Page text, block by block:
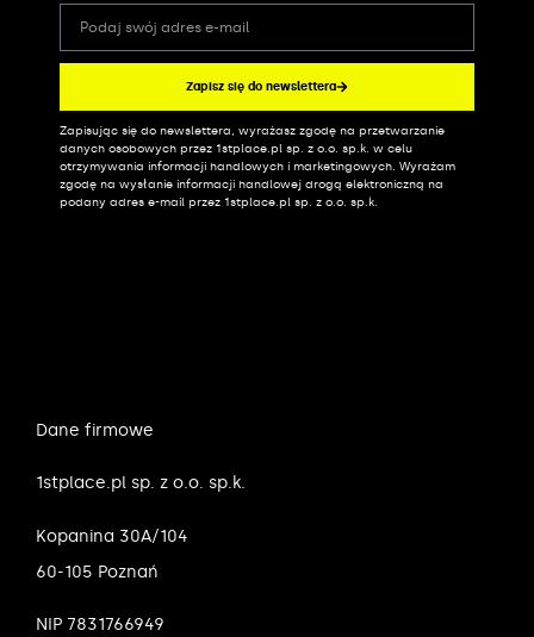
Zapisz się do newslettera
Alternative:
Zapisując się do newslettera, wyrażasz zgodę na przetwarzanie
danych osobowych przez 1stplace.pl sp. z o.o. sp.k. w celu
otrzymywania informacji handlowych i marketingowych. Wyrażam
zgodę na wysłanie informacji handlowej drogą elektroniczną na
podany adres e-mail przez 1stplace.pl sp. z o.o. sp.k.
Dane firmowe
1stplace.pl sp. z o.o. sp.k.
Kopanina 30A/104
60-105 Poznań
NIP 7831766949